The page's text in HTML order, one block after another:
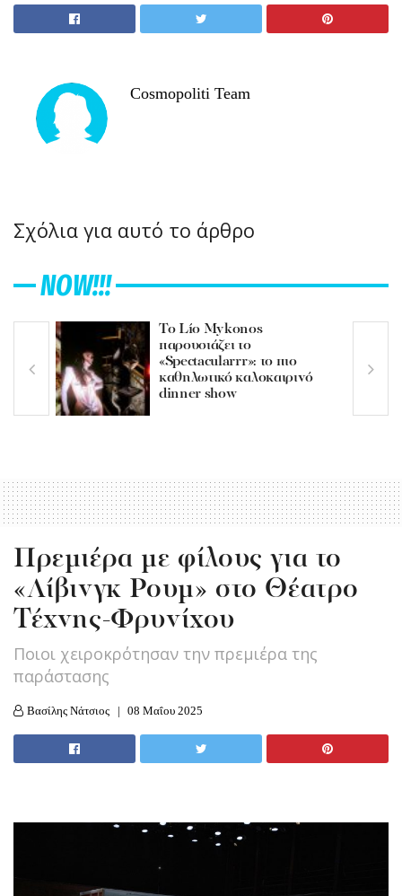
Cosmopoliti Team
Σχόλια για αυτό το άρθρο
NOW!!!
Το Lío Mykonos
παρουσιάζει το
«Spectacularrr»: το πιο
καθηλωτικό καλοκαιρινό
dinner show
Πρεμιέρα με φίλους για το
«Λίβινγκ Ρουμ» στο Θέατρο
Τέχνης-Φρυνίχου
Ποιοι χειροκρότησαν την πρεμιέρα της
παράστασης
Βασίλης Νάτσιος 08 Μαΐου 2025